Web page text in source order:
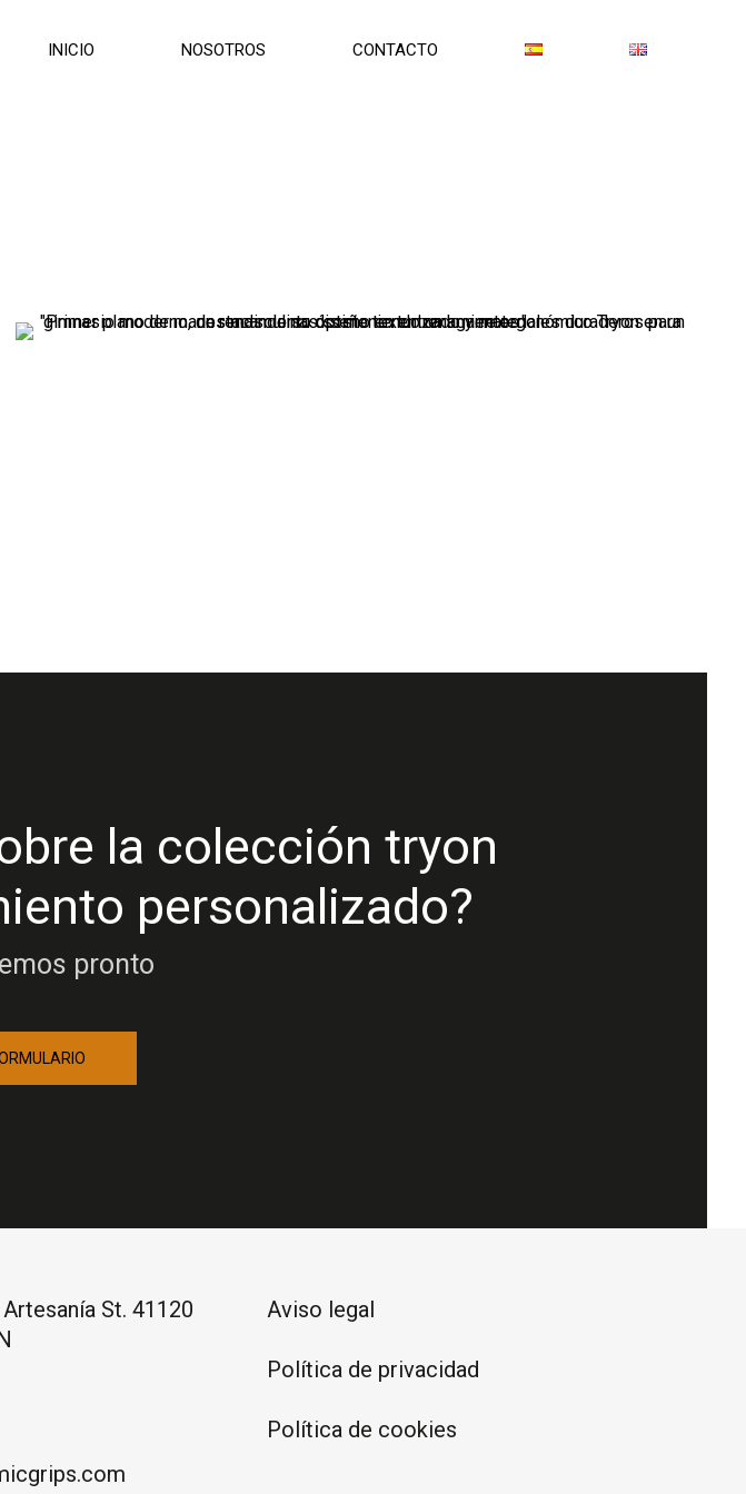
INICIO NOSOTROS CONTACTO
la colección tryon
personalizado?
pronto
St. 41120
Aviso legal
Política de privacidad
Política de cookies